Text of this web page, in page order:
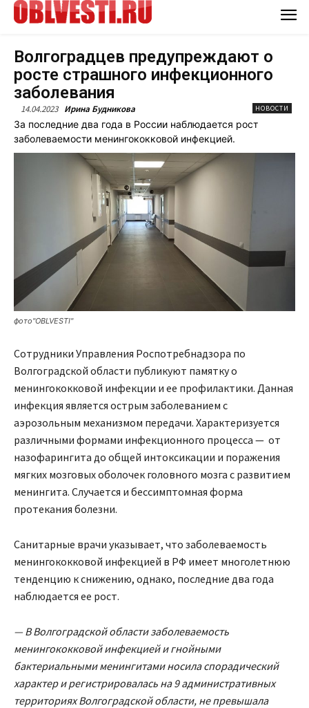
Волгоградцев предупреждают о
росте страшного инфекционного
заболевания
14.04.2023 Ирина Будникова НОВОСТИ
За последние два года в России наблюдается рост
заболеваемости менингококковой инфекцией.
фото"OBLVESTI"
Сотрудники Управления Роспотребнадзора по
Волгоградской области публикуют памятку о
менингококковой инфекции и ее профилактики. Данная
инфекция является острым заболеванием с
аэрозольным механизмом передачи. Характеризуется
различными формами инфекционного процесса — от
назофарингита до общей интоксикации и поражения
мягких мозговых оболочек головного мозга с развитием
менингита. Случается и бессимптомная форма
протекания болезни.
Санитарные врачи указывает, что заболеваемость
менингококковой инфекцией в РФ имеет многолетнюю
тенденцию к снижению, однако, последние два года
наблюдается ее рост.
— В Волгоградской области заболеваемость
менингококковой инфекцией и гнойными
бактериальными менингитами носила спорадический
характер и регистрировалась на 9 административных
территориях Волгоградской области, не превышала